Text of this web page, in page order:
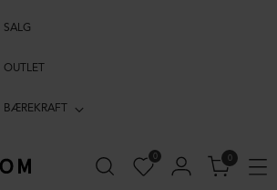
SALG
OUTLET
BÆREKRAFT
0 0